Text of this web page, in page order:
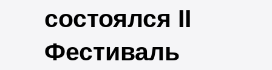
состоялся II
Фестиваль